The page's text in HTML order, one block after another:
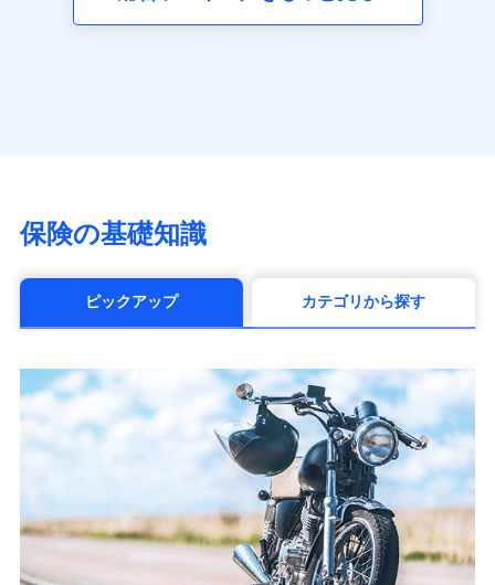
（https://www.axa.co.jp/）
第一ネオ生命保険株式会社
（https://neofirst.co.jp/）
life.co.jp）
太陽生命保険株式会社（https://www.taiyo-
（https://www.zurichlife.co.jp/）
東京海上日動あんしん生命保険株式会社
（https://www.tmn-anshin.co.jp/）
なないろ生命保険株式会社
（https://www.nanairolife.co.jp/）
日本生命保険相互会社
（https://www.nissay.co.jp）
はなさく生命保険株式会社
保険の基礎知識
ピックアップ カテゴリから探す